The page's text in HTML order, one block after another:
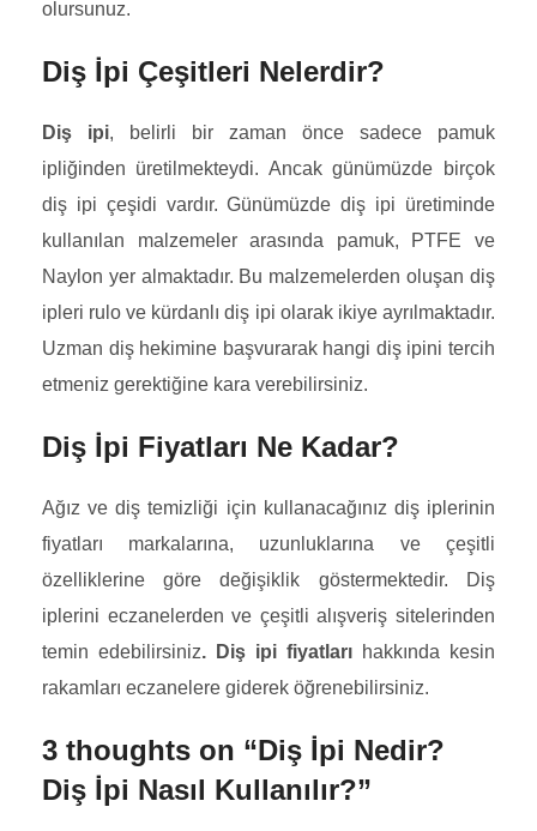
olursunuz.
Diş İpi Çeşitleri Nelerdir?
Diş ipi, belirli bir zaman önce sadece pamuk
ipliğinden üretilmekteydi. Ancak günümüzde birçok
diş ipi çeşidi vardır. Günümüzde diş ipi üretiminde
kullanılan malzemeler arasında pamuk, PTFE ve
Naylon yer almaktadır. Bu malzemelerden oluşan diş
ipleri rulo ve kürdanlı diş ipi olarak ikiye ayrılmaktadır.
Uzman diş hekimine başvurarak hangi diş ipini tercih
etmeniz gerektiğine kara verebilirsiniz.
Diş İpi Fiyatları Ne Kadar?
Ağız ve diş temizliği için kullanacağınız diş iplerinin
fiyatları markalarına, uzunluklarına ve çeşitli
özelliklerine göre değişiklik göstermektedir. Diş
iplerini eczanelerden ve çeşitli alışveriş sitelerinden
temin edebilirsiniz. Diş ipi fiyatları hakkında kesin
rakamları eczanelere giderek öğrenebilirsiniz.
3 thoughts on “Diş İpi Nedir?
Diş İpi Nasıl Kullanılır?”